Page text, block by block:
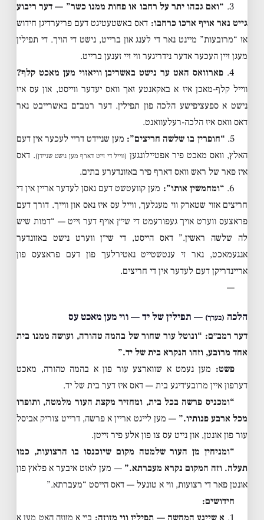
3. “ואם גבהו יתר על רחבו או פחות ממנו כשר” — דער ריבוע
גייט נאר אויף ארכו כרחבו: דאס באשטעטיגט דעם פריערדיגן חידוש
אז “מרובעות” מיינט נאר די לענג און ברייט, נישט די הויך. די תפילין
מעגן זיין העכער אדער נידריגער ווי זיי זענען ברייט.
4. פארוואס האט ער נישט באשריבן וויאזוי מען מאכט קלף?
ווייל קלף-מאכן איז א באקאנטע זאך וואס יעדער ווייסט, און עס איז
נישט א ספעציפישע הלכה פון תפילין. דער רמב״ם באשרייבט נאר
דאס וואס איז הלכה-רעלעוואנט.
5. “חופרין בו שלשה חריצים”: מען שניידט דריי לעכער אין דעם
האלץ, וואס מאכט פיר אפטיילונגען (ווייל די זייט דארף מען נישט שניידן). דאס
איז פאר של ראש וואס דארף פיר באזונדערע בתים.
6. “ומחמשין אותו”: מען קוועטשט דעם נאסן לעדער אריין אין די
חריצים אזוי שטארק ווי מעגלעך, ווייל עס איז נאס און ווייך. דורך דעם
פראצעס ווערט אויך געפורעמט די שי״ן אויף דער זייט — “דמות שיש
לה שלשה ראשין.” דאס הייסט, די שי״ן ווערט נישט באזונדער
אנגעמאכט, נאר זי ענטשטייט נאטירלעך פון דעם פראצעס פון
אריינדריקן דעם לעדער אין די חריצים.
—
הלכה (בערך) — תפילין של יד — ווי מען מאכט עס
דער רמב״ם: “ונוטל עור שחור של בהמה טהורה, ועושה ממנו בית
אחד מרובע, וזהו הנקרא בית של יד.”
פשט: מען נעמט א שווארצע עור פון א בהמה טהורה, מאכט
דערפון איין מרובע׳דיגע בית — דאס איז דער בית של יד.
“ומכניס פרשה בכל בית, ומחזיר מקצת העור מלמטה, ותופרו
מכל ארבע פנותיו.” — מען לייגט אריין א פרשה, דרייט צוריק אביסל
עור פון אונטן, און נייט עס צו פון אלע פיר זייטן.
“ומניחין מן העור שלמטה מקום שיוכנסו בו הרצועות, כמו
תעלה. וזה המקום נקרא מעברתא.” — מען לאזט איבער א פלאץ פון
אונטן פאר די רצועות, ווי א טונעל — דאס הייסט “מעברתא.”
חידושים: